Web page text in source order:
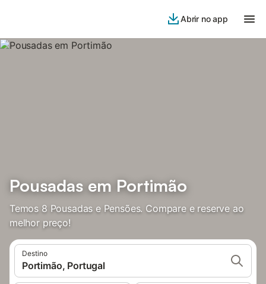
Abrir no app
Pousadas em Portimão
Temos 8 Pousadas e Pensões. Compare e reserve ao
melhor preço!
Destino
Portimão, Portugal